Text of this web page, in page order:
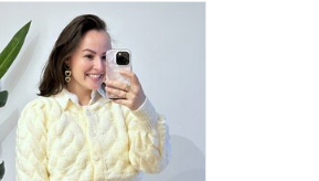
Creme vest bolletjes